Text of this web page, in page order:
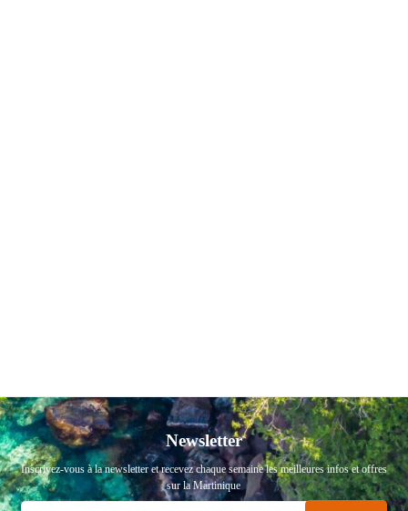
Newsletter
Inscrivez-vous à la newsletter et recevez chaque semaine les meilleures infos et offres
sur la Martinique